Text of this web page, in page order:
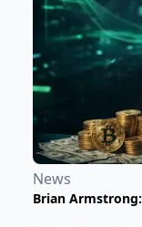
News
Brian